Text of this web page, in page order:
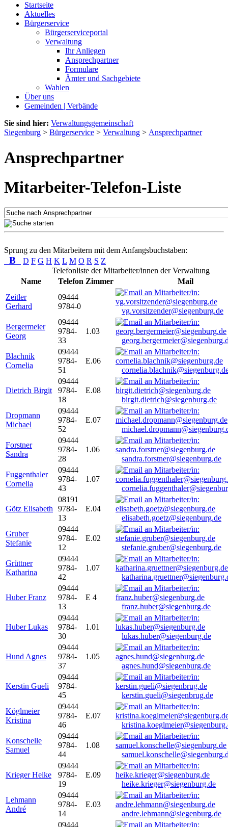
Startseite
Aktuelles
Bürgerservice
Bürgerserviceportal
Verwaltung
Ihr Anliegen
Ansprechpartner
Formulare
Ämter und Sachgebiete
Wahlen
Über uns
Gemeinden | Verbände
Sie sind hier: Verwaltungsgemeinschaft
Siegenburg > Bürgerservice > Verwaltung > Ansprechpartner
Ansprechpartner
Mitarbeiter-Telefon-Liste
Sprung zu den Mitarbeitern mit dem Anfangsbuchstaben:
B D F G H K L M O R S Z
Telefonliste der Mitarbeiter/innen der Verwaltung
Name
Telefon Zimmer
Mail
Zeitler
Gerhard
09444
9784-0
vg.vorsitzender@siegenburg.de
Bergermeier
Georg
09444
9784-
33
1.03
Blachnik
Cornelia
09444
9784-
51
E.06
Dietrich Birgit
09444
9784-
18
E.08
birgit.dietrich@siegenburg.de
Dropmann
Michael
09444
9784-
52
E.07
Forstner
Sandra
09444
9784-
28
1.06
sandra.forstner@siegenburg.de
Fuggenthaler
Cornelia
09444
9784-
43
1.07
Götz Elisabeth
08191
9784-
13
E.04
elisabeth.goetz@siegenburg.de
Gruber
Stefanie
09444
9784-
12
E.02
stefanie.gruber@siegenburg.de
Grüttner
Katharina
09444
9784-
42
1.07
Huber Franz
09444
9784-
13
E 4
franz.huber@siegenburg.de
Huber Lukas
09444
9784-
30
1.01
lukas.huber@siegenburg.de
Hund Agnes
09444
9784-
37
1.05
agnes.hund@siegenburg.de
Kerstin Gueli
09444
9784-
45
kerstin.gueli@siegenbrug.de
Köglmeier
Kristina
09444
9784-
46
E.07
Konschelle
Samuel
09444
9784-
44
1.08
Krieger Heike
09444
9784-
19
E.09
heike.krieger@siegenburg.de
Lehmann
André
09444
9784-
14
E.03
andre.lehmann@siegenburg.de
09444